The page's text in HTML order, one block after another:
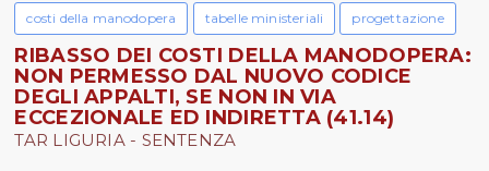
costi della manodopera tabelle ministeriali progettazione
RIBASSO DEI COSTI DELLA MANODOPERA:
NON PERMESSO DAL NUOVO CODICE
DEGLI APPALTI, SE NON IN VIA
ECCEZIONALE ED INDIRETTA (41.14)
TAR LIGURIA - SENTENZA